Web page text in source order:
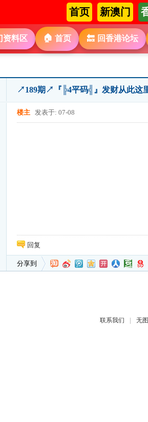
首页 新澳门
资料区 🏠 首页 🔙 回香港论坛
↗189期↗『╠4平码╣』发财从此这
楼主 发表于: 07-08
回复
分享到
联系我们 | 无